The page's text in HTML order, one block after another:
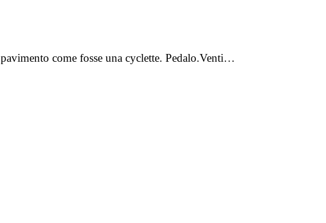
come fosse una cyclette. Pedalo.Venti…